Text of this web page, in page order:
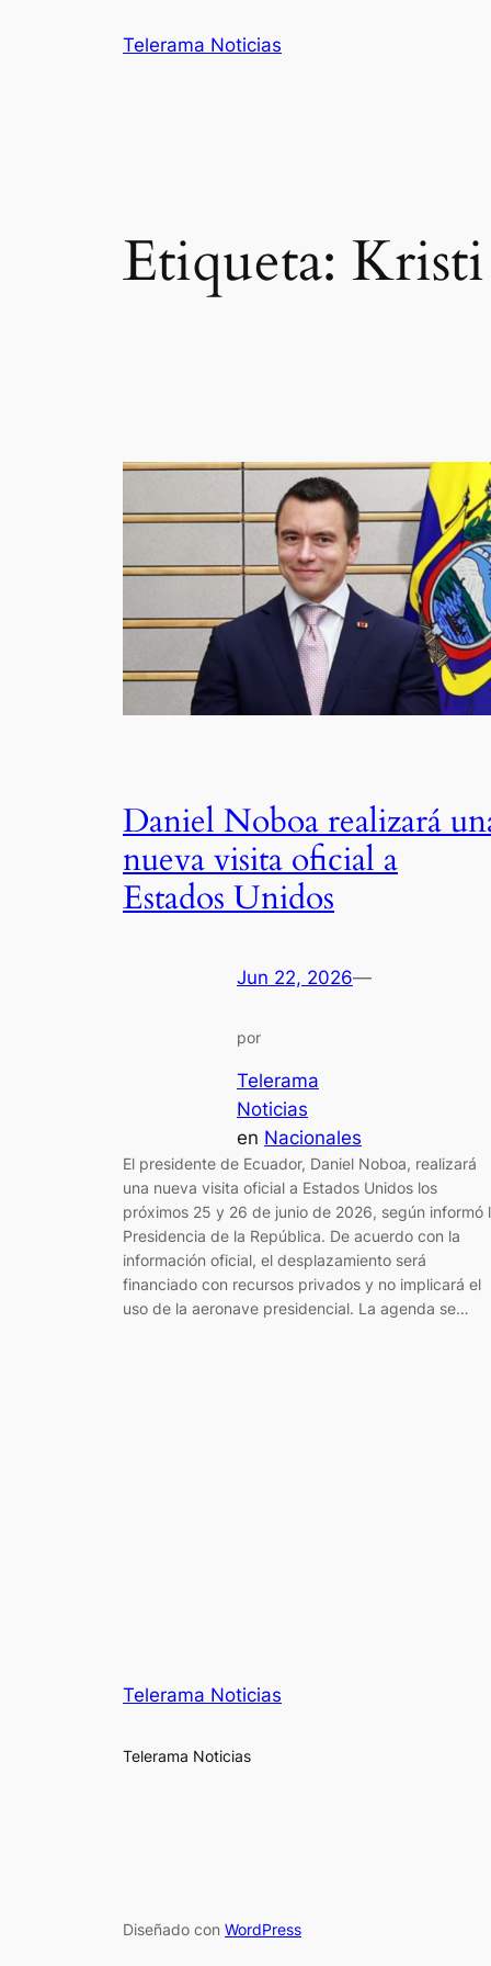
Telerama Noticias
Etiqueta:
Daniel Noboa realizará
nueva visita oficial a
Estados Unidos
Jun 22, 2026—
por
Telerama
Noticias
en Nacionales
El presidente de Ecuador, Daniel Noboa, realizará
una nueva visita oficial a Estados Unidos los
próximos 25 y 26 de junio de 2026, según informó
Presidencia de la República. De acuerdo con la
información oficial, el desplazamiento será
financiado con recursos privados y no implicará el
uso de la aeronave presidencial. La agenda se…
Telerama Noticias
Telerama Noticias
Diseñado con WordPress